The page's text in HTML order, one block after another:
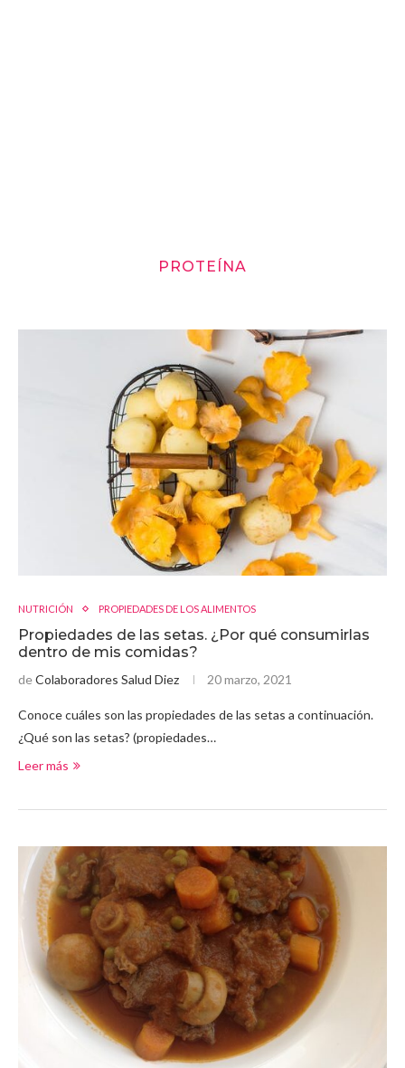
PROTEÍNA
NUTRICIÓN PROPIEDADES DE LOS ALIMENTOS
Propiedades de las setas. ¿Por qué consumirlas
dentro de mis comidas?
deColaboradores Salud Diez 20 marzo, 2021
Conoce cuáles son las propiedades de las setas a continuación.
¿Qué son las setas? (propiedades…
Leer más